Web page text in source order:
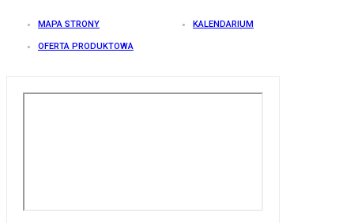
MAPA STRONY KALENDARIUM
OFERTA PRODUKTOWA